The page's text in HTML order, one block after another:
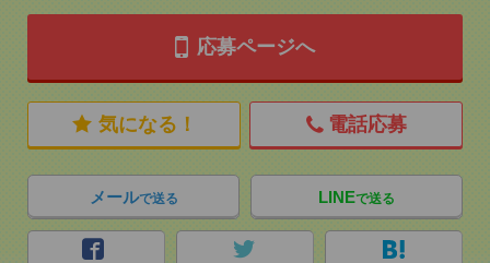
応募ページへ
気になる！ 電話応募
メールで送る LINEで送る